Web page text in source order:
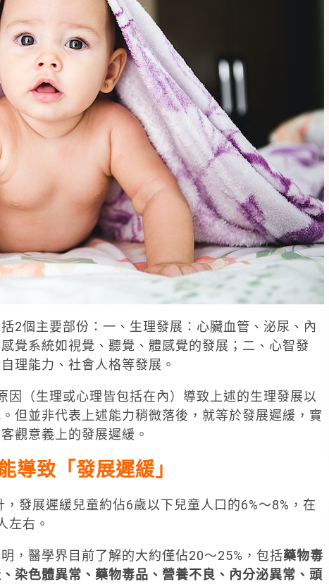
2個主要部份：一、生理發展：心臟血管、泌尿、內
覺系統如視覺、聽覺、體感覺的發展；二、心智發
理能力、社會人格等發展。
（生理或心理皆包括在內）導致上述的生理發展以
但並非代表上述能力稍微落後，就等於發展遲緩，實
觀意義上的發展遲緩。
導致「發展遲緩」
發展遲緩兒童約佔6歲以下兒童人口的6%～8%，在
左右。
，醫學界目前了解的大約僅佔20～25%，包括藥物毒
染色體異常、藥物毒品、營養不良、內分泌異常、頭